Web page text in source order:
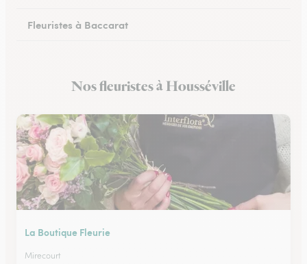
Fleuristes à Baccarat
Fleuristes à Longwy
Nos fleuristes à Housséville
La Boutique Fleurie
Mirecourt